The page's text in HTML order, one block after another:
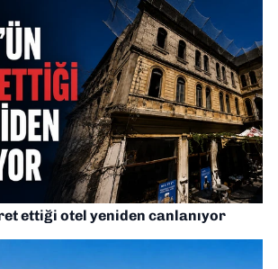
ettiği otel yeniden canlanıyor